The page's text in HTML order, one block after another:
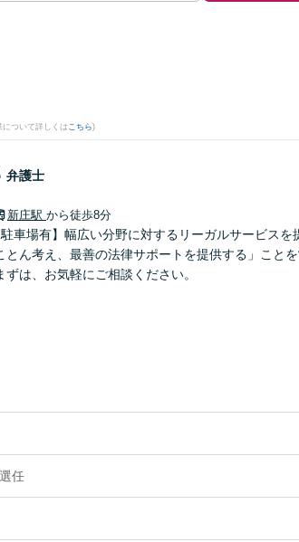
について詳しくは こちら)
弁護士
新庄駅 から徒歩8分
駐車場有】幅広い分野に対するリーガルサービス
とん考え、最善の法律サポートを提供する」こと
は、お気軽にご相談ください。
任